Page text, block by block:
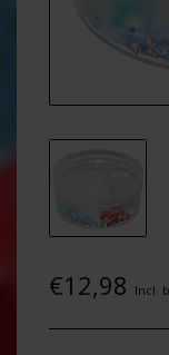
€12,98 Incl.